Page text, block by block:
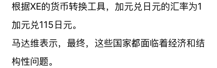
根据XE的货币转换工具，加元兑日元的汇率为1
加元兑115日元。
马达维表示，最终，这些国家都面临着经济和结
构性问题。